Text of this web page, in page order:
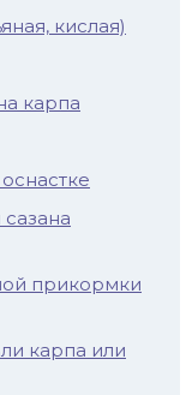
кислая)
карпа
прикормки
карпа или